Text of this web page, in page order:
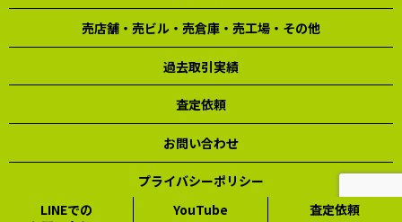
LINEでの
YouTube 査定依頼
売店舗・売ビル・売倉庫・売工場・その他
過去取引実績
査定依頼
お問い合わせ
プライバシーポリシー